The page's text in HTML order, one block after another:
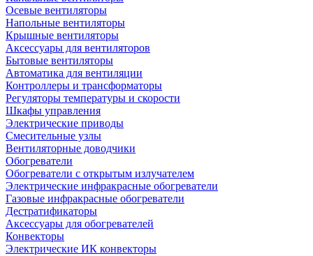
Осевые вентиляторы
Напольные вентиляторы
Крышные вентиляторы
Аксессуары для вентиляторов
Бытовые вентиляторы
Автоматика для вентиляции
Контроллеры и трансформаторы
Регуляторы температуры и скорости
Шкафы управления
Электрические приводы
Смесительные узлы
Вентиляторные доводчики
Обогреватели
Обогреватели с открытым излучателем
Электрические инфракрасные обогреватели
Газовые инфракрасные обогреватели
Дестратификаторы
Аксессуары для обогревателей
Конвекторы
Электрические ИК конвекторы